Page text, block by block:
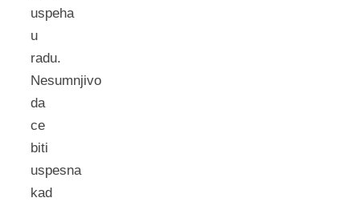
uspeha
u
radu.
Nesumnjivo
da
ce
biti
uspesna
kad